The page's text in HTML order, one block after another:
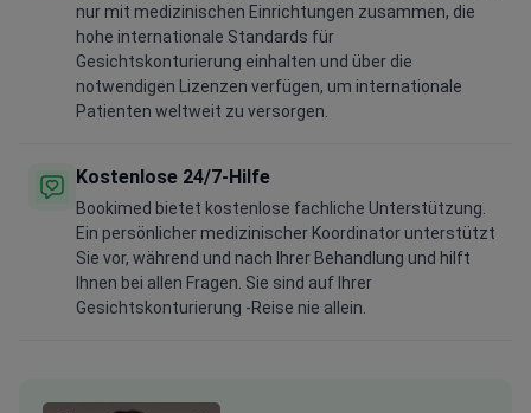
nur mit medizinischen Einrichtungen zusammen, die
hohe internationale Standards für
Gesichtskonturierung einhalten und über die
notwendigen Lizenzen verfügen, um internationale
Patienten weltweit zu versorgen.
Kostenlose 24/7-Hilfe
Bookimed bietet kostenlose fachliche Unterstützung.
Ein persönlicher medizinischer Koordinator unterstützt
Sie vor, während und nach Ihrer Behandlung und hilft
Ihnen bei allen Fragen. Sie sind auf Ihrer
Gesichtskonturierung -Reise nie allein.